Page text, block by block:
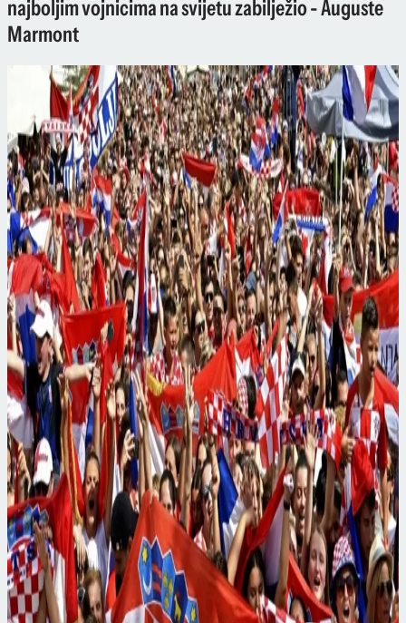
najboljim vojnicima na svijetu zabilježio - Auguste
Marmont